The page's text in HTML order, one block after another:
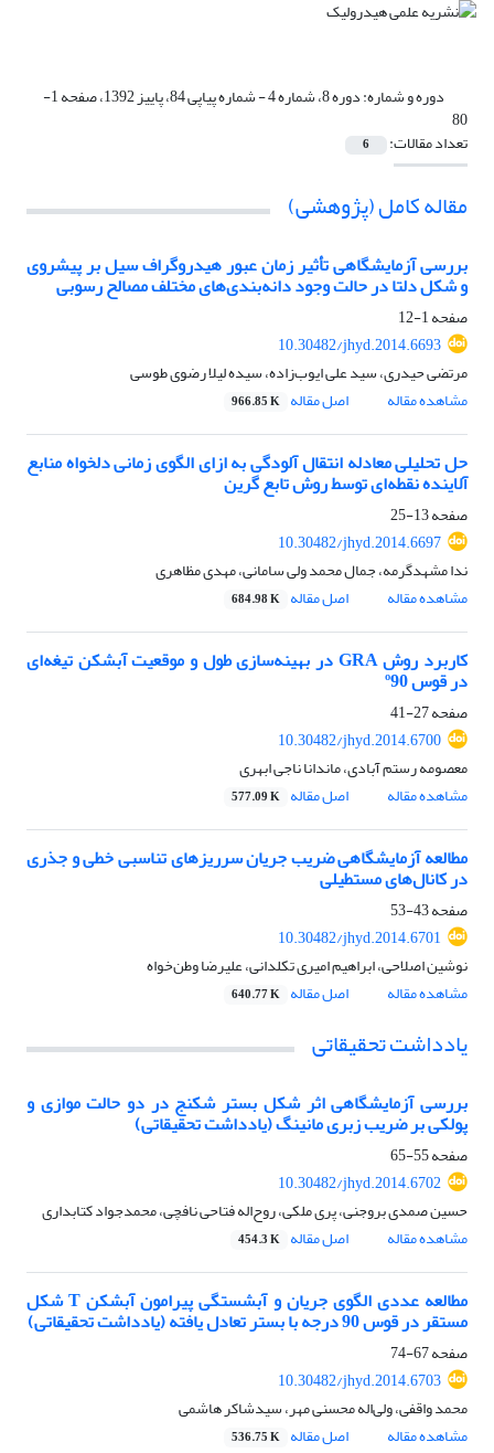
دوره و شماره: دوره 8، شماره 4 - شماره پیاپی 84، پاییز 1392، صفحه 1-
80
تعداد مقالات: 6
مقاله کامل (پژوهشی)
بررسی آزمایشگاهی تأثیر زمان عبور هیدروگراف سیل بر پیشروی
و شکل دلتا در حالت وجود دانه‌بندی‌های مختلف مصالح رسوبی
صفحه1-12
10.30482/jhyd.2014.6693
مرتضی حیدری، سید علی ایوب‌زاده، سیده لیلا رضوی طوسی
مشاهده مقاله
اصل مقاله 966.85 K
حل تحلیلی معادله انتقال آلودگی به ازای الگوی زمانی دلخواه منابع
آلاینده نقطه‌ای توسط روش تابع گرین
صفحه13-25
10.30482/jhyd.2014.6697
ندا مشهدگرمه، جمال محمد ولی سامانی، مهدی مظاهری
مشاهده مقاله
اصل مقاله 684.98 K
کاربرد روش GRA در بهینه‌سازی طول و موقعیت آبشکن تیغه‌ای
در قوس º90
صفحه27-41
10.30482/jhyd.2014.6700
معصومه رستم آبادی، ماندانا ناجی ابهری
مشاهده مقاله
اصل مقاله 577.09 K
مطالعه آزمایشگاهی ضریب جریان سرریزهای تناسبی خطی و جذری
در کانال‌های مستطیلی
صفحه43-53
10.30482/jhyd.2014.6701
نوشین اصلاحی، ابراهیم امیری تکلدانی، علیرضا وطن‌خواه
مشاهده مقاله
اصل مقاله 640.77 K
یادداشت تحقیقاتی
بررسی آزمایشگاهی اثر شکل بستر شکنج در دو حالت موازی و
پولکی بر ضریب زبری مانینگ (یادداشت تحقیقاتی)
صفحه55-65
10.30482/jhyd.2014.6702
حسین صمدی بروجنی، پری ملکی، روح‌اله فتاحی نافچی، محمدجواد کتابداری
مشاهده مقاله
اصل مقاله 454.3 K
مطالعه عددی الگوی جریان و آبشستگی پیرامون آبشکن T شکل
مستقر در قوس 90 درجه با بستر تعادل یافته (یادداشت تحقیقاتی)
صفحه67-74
10.30482/jhyd.2014.6703
محمد واقفی، ولی‌اله محسنی مهر، سیدشاکر هاشمی
مشاهده مقاله
اصل مقاله 536.75 K